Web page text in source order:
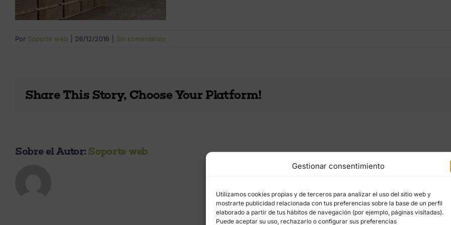
Gestionar consentimiento
Utilizamos cookies propias y de terceros para analizar el uso del sitio web y
mostrarte publicidad relacionada con tus preferencias sobre la base de un perfil
elaborado a partir de tus hábitos de navegación (por ejemplo, páginas visitadas).
Puede aceptar su uso, rechazarlo o configurar sus preferencias
Por Soporte web 26/12/2016 Sin comentarios
Share This Story, Choose Your Platform!
Sobre el Autor: Soporte web